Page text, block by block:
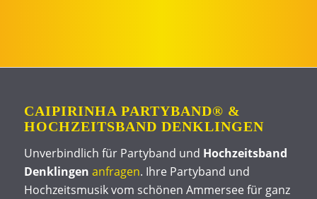
CAIPIRINHA PARTYBAND® &
HOCHZEITSBAND DENKLINGEN
Unverbindlich für Partyband und Hochzeitsband
Denklingen anfragen. Ihre Partyband und
Hochzeitsmusik vom schönen Ammersee für ganz